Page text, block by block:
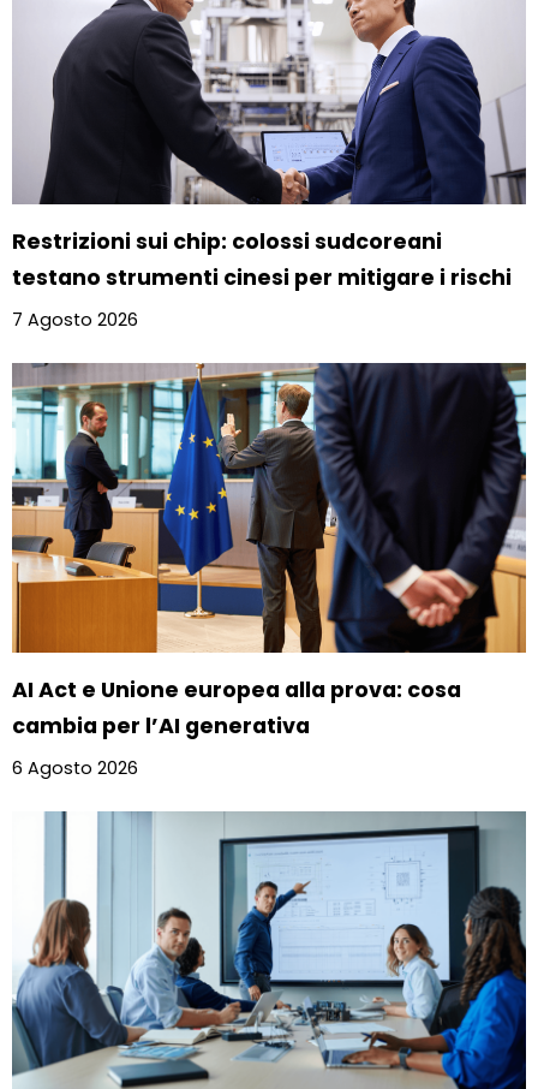
Restrizioni sui chip: colossi sudcoreani
testano strumenti cinesi per mitigare i rischi
7 Agosto 2026
AI Act e Unione europea alla prova: cosa
cambia per l’AI generativa
6 Agosto 2026